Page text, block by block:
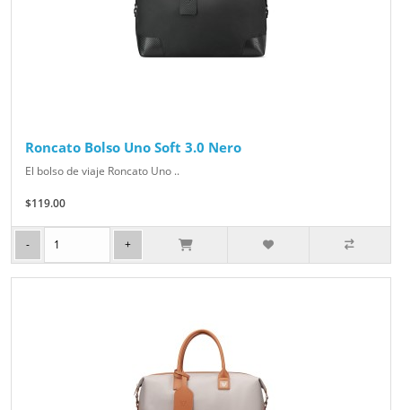
Roncato Bolso Uno Soft 3.0 Nero
El bolso de viaje Roncato Uno ..
$119.00